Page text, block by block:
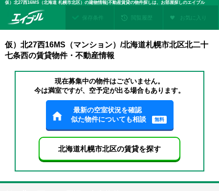
仮）北27西16MS（北海道 札幌市北区）の建物情報|不動産賃貸の物件探しは、お部屋探しのエイブル
保存条件 閲覧履歴 お気に入り
仮）北27西16MS（マンション）/北海道札幌市北区北二十
七条西の賃貸物件・不動産情報
現在募集中の物件はございません。
今は満室ですが、空予定が出る場合もあります。
最新の空室状況を確認
似た物件についても相談
無料
北海道札幌市北区の賃貸を探す